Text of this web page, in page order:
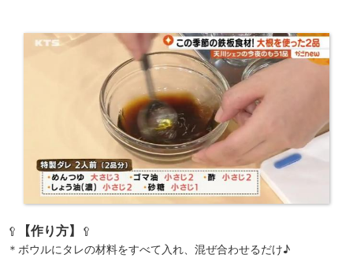
🥄 【作り方】 🥄
＊ボウルにタレの材料をすべて入れ、混ぜ合わせるだけ♪